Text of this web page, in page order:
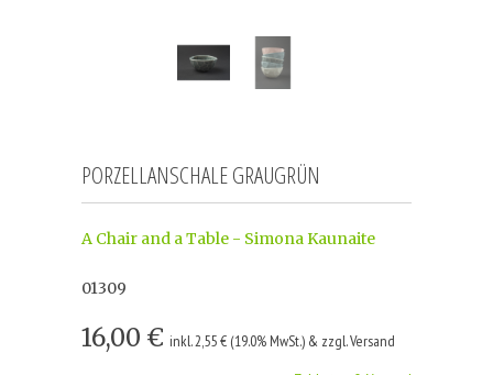
PORZELLANSCHALE GRAUGRÜN
A Chair and a Table - Simona Kaunaite
01309
16,00 € inkl. 2,55 € (19.0% MwSt.) & zzgl. Versand